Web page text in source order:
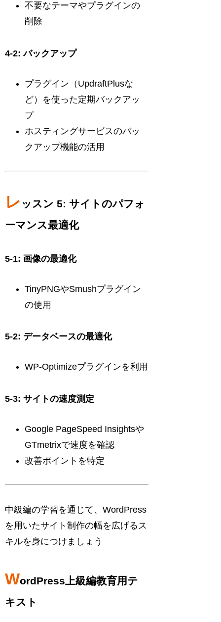
不要なテーマやプラグインの
削除
4-2: バックアップ
プラグイン（UpdraftPlusな
ど）を使った定期バックアッ
プ
ホスティングサービスのバッ
クアップ機能の活用
レ ッスン 5: サイトのパフォ
ーマンス最適化
5-1: 画像の最適化
TinyPNGやSmushプラグイン
の使用
5-2: データベースの最適化
WP-Optimizeプラグインを利用
5-3: サイトの速度測定
Google PageSpeed Insightsや
GTmetrixで速度を確認
改善ポイントを特定
中級編の学習を通じて、WordPress
を用いたサイト制作の幅を広げるス
キルを身につけましょう
WordPress上級編教育用テ
キスト